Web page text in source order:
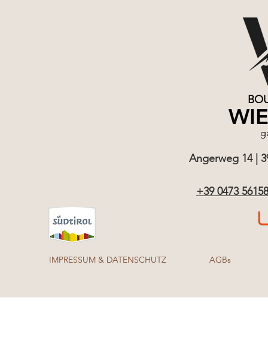
Angerweg 14 |
+39 0473
IMPRESSUM & DATENSCHUTZ AGBs